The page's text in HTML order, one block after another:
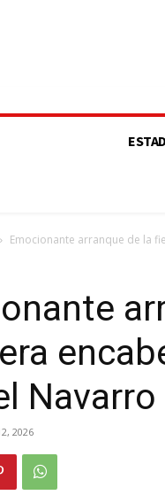
Emocionante arranque de la
Navarro
2026